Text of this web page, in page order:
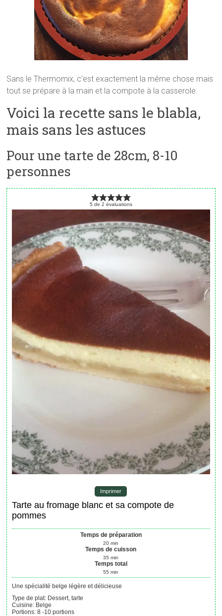
Sans le Thermomix, c’est exactement la même chose mais
tout se prépare à la main et la compote à la casserole.
Voici la recette sans le blabla,
mais sans les astuces
Pour une tarte de 28cm, 8-10
personnes
5 de 2 évaluations
Imprimer
Tarte au fromage blanc et sa compote de
pommes
Temps de préparation
20 min
Temps de cuisson
35 min
Temps total
55 min
Une spécialité belge légère et délicieuse
Type de plat: Dessert, tarte
Cuisine: Belge
Portions:8 -10 portions